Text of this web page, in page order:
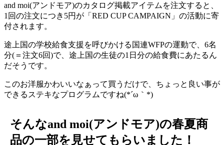
and moi(アンドモア)のカタログ掲載アイテムを注文すると、
1回の注文につき5円が「RED CUP CAMPAIGN」の活動に寄
付されます。
途上国の学校給食支援を呼びかける国連WFPの運動で、6名
分(＝注文6回)で、途上国の生徒の1日分の給食費にあたるん
だそうです。
このお洋服かわいいなぁって買うだけで、ちょっと良い事が
できる ステキなプログラムですね(*´ω｀*)
そんなand moi(アンドモア)の春夏商
品の一部を見せてもらいました！